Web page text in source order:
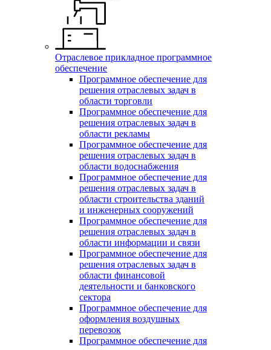
Отраслевое прикладное программное
обеспечение
Программное обеспечение для
решения отраслевых задач в
области торговли
Программное обеспечение для
решения отраслевых задач в
области рекламы
Программное обеспечение для
решения отраслевых задач в
области водоснабжения
Программное обеспечение для
решения отраслевых задач в
области строительства зданий
и инженерных сооружений
Программное обеспечение для
решения отраслевых задач в
области информации и связи
Программное обеспечение для
решения отраслевых задач в
области финансовой
деятельности и банковского
сектора
Программное обеспечение для
оформления воздушных
перевозок
Программное обеспечение для